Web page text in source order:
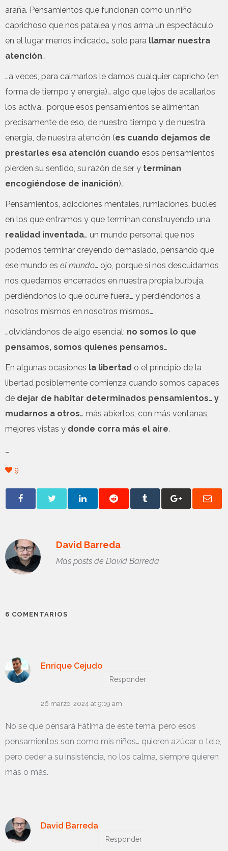
araña. Pensamientos que funcionan como un niño
caprichoso que nos patalea y nos arma un espectáculo
en el lugar menos indicado… solo para llamar nuestra
atención…
…a veces, para calmarlos le damos cualquier capricho (en
forma de tiempo y energía)… algo que lejos de acallarlos
los activa… porque esos pensamientos se alimentan
precisamente de eso, de nuestro tiempo y de nuestra
energía, de nuestra atención (es cuando dejamos de
prestarles esa atención cuando esos pensamientos
pierden su sentido, su razón de ser y terminan
encogiéndose de inanición)…
Pensamientos, adicciones mentales, rumiaciones, bucles
en los que entramos y que terminan construyendo una
realidad inventada… un mundo personal que nos
podemos terminar creyendo demasiado, pensando que
ese mundo es el mundo… ojo, porque si nos descuidamos
nos quedamos encerrados en nuestra propia burbuja,
perdiéndonos lo que ocurre fuera… y perdiéndonos a
nosotros mismos en nosotros mismos…
…olvidándonos de algo esencial: no somos lo que
pensamos, somos quienes pensamos…
En algunas ocasiones la libertad o el principio de la
libertad posiblemente comienza cuando somos capaces
de dejar de habitar determinados pensamientos… y
mudarnos a otros… más abiertos, con más ventanas,
mejores vistas y donde corra más el aire.
9
David Barreda
Más posts de David Barreda
6 COMENTARIOS
Enrique Cejudo
Responder
26 marzo, 2024 at 9:19 am
No se que pensará Fátima de este tema, pero esos
pensamientos son como mis niños… quieren azúcar o tele,
pero ceder a su insistencia, no los calma, siempre quieren
más o más.
David Barreda
Responder